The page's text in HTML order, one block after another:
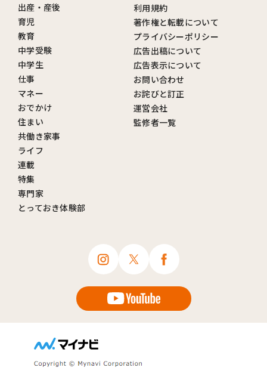
出産・産後
育児
教育
中学受験
中学生
仕事
マネー
おでかけ
住まい
共働き家事
ライフ
連載
特集
専門家
とっておき体験部
利用規約
著作権と転載について
プライバシーポリシー
広告出稿について
広告表示について
お問い合わせ
お詫びと訂正
運営会社
監修者一覧